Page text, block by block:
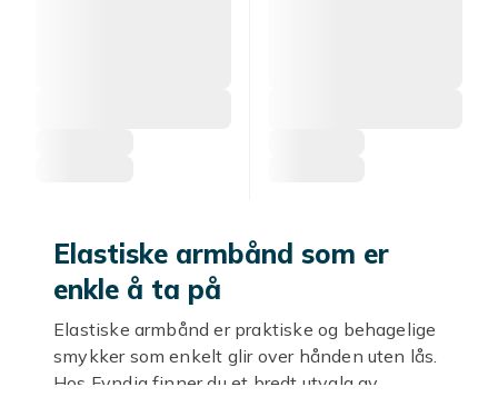
Elastiske armbånd som er
enkle å ta på
Elastiske armbånd er praktiske og behagelige
smykker som enkelt glir over hånden uten lås.
Hos Fyndiq finner du et bredt utvalg av